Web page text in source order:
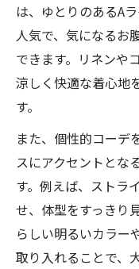
は、ゆとりのあるA
人気で、気になるお
できます。リネンや
涼しく快適な着心地
す。
また、個性的コーデ
スにアクセントとな
す。例えば、ストラ
せ、体型をすっきり
らしい明るいカラー
取り入れることで、